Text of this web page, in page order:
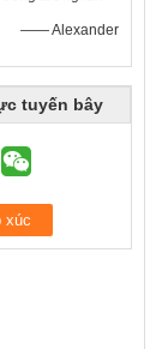
—— Alexander
tuyến bây